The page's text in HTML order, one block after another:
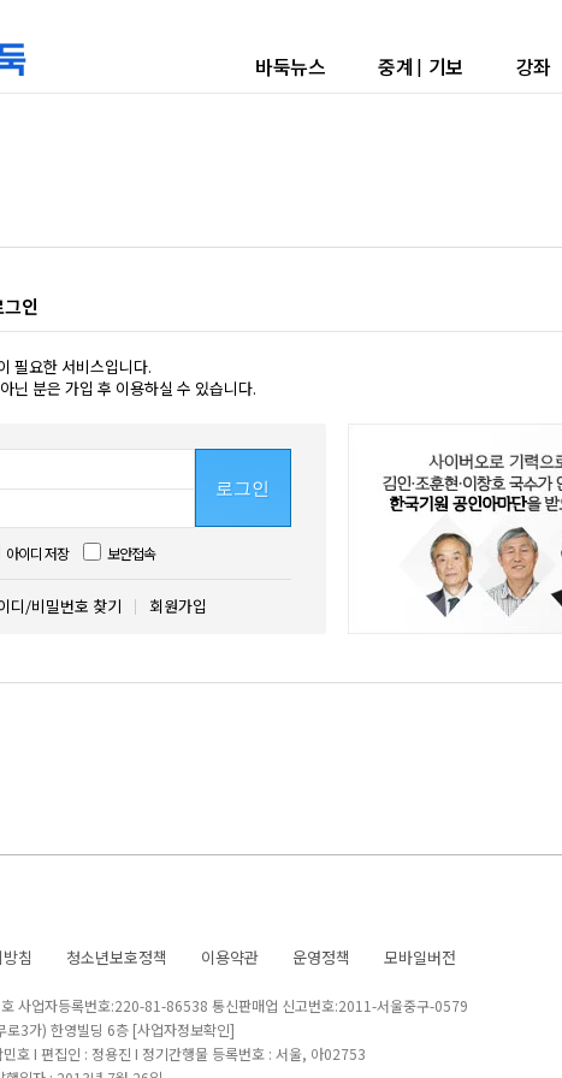
바둑뉴스 중계 | 기보 강좌
인
필요한 서비스입니다.
닌 분은 가입 후 이용하실 수 있습니다.
로그인
아이디 저장 보안접속
디/비밀번호 찾기 회원가입
침 청소년보호정책 이용약관 운영정책 모바일버전
사업자등록번호:220-81-86538 통신판매업 신고번호:2011-서울중구-0579
로3가) 한영빌딩 6층 [사업자정보확인]
호 I 편집인 : 정용진 I 정기간행물 등록번호 : 서울, 아02753